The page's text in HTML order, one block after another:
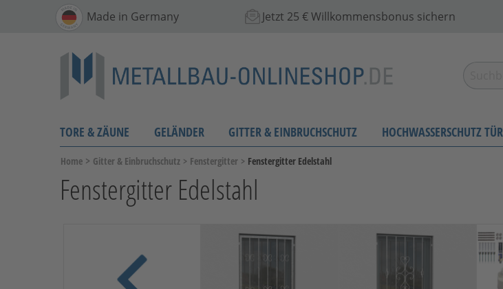
Made in Germany Jetzt 25 € Willkommensbonus sichern
TORE & ZÄUNE GELÄNDER GITTER & EINBRUCHSCHUTZ HOCHWASSERSCHUTZ TÜR
Home > Gitter & Einbruchschutz > Fenstergitter > Fenstergitter Edelstahl
Fenstergitter Edelstahl